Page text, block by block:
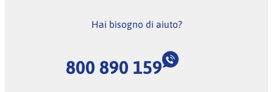
Hai bisogno di aiuto?
800 890 159